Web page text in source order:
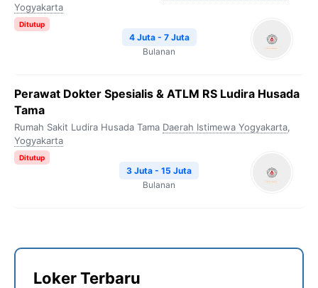
Yogyakarta
Ditutup
4 Juta - 7 Juta
Bulanan
Perawat Dokter Spesialis & ATLM RS Ludira Husada
Tama
Rumah Sakit Ludira Husada Tama Daerah Istimewa Yogyakarta,
Yogyakarta
Ditutup
3 Juta - 15 Juta
Bulanan
Loker Terbaru